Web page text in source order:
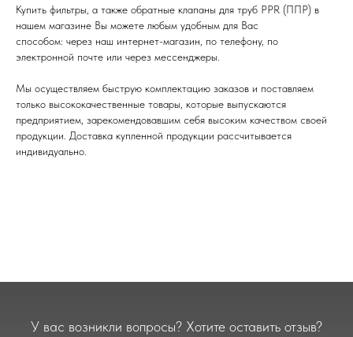
Купить фильтры, а также обратные клапаны для труб PPR (ППР) в
нашем магазине Вы можете любым удобным для Вас
способом: через наш интернет-магазин, по телефону, по
электронной почте или через мессенджеры.
Мы осуществляем быструю комплектацию заказов и поставляем
только высококачественные товары, которые выпускаются
предприятием, зарекомендовавшим себя высоким качеством своей
продукции. Доставка купленной продукции рассчитывается
индивидуально.
У вас возникли вопросы? Хотите оставить отзыв?